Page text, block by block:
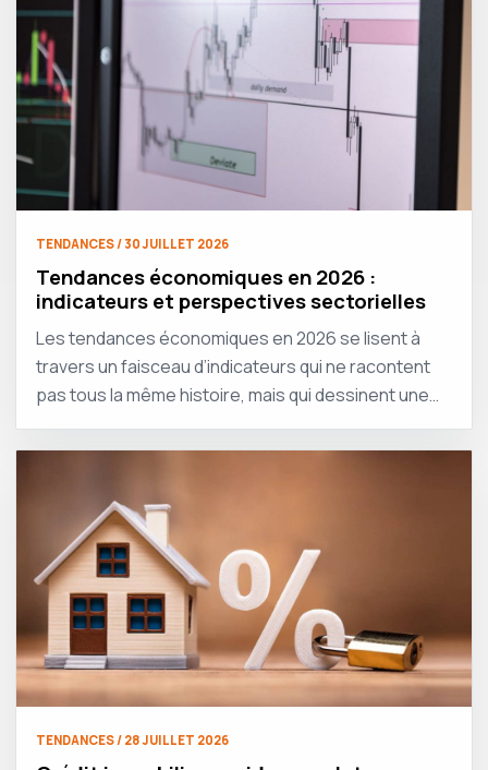
TENDANCES / 30 JUILLET 2026
Tendances économiques en 2026 :
indicateurs et perspectives sectorielles
Les tendances économiques en 2026 se lisent à
travers un faisceau d’indicateurs qui ne racontent
pas tous la même histoire, mais qui dessinent une…
TENDANCES / 28 JUILLET 2026